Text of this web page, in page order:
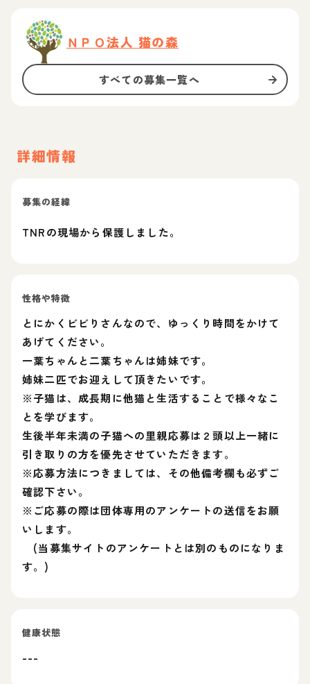
ＮＰＯ法人 猫の森
すべての募集一覧へ
詳細情報
募集の経緯
TNRの現場から保護しました。
性格や特徴
とにかくビビりさんなので、ゆっくり時間をかけて
あげてください。
一葉ちゃんと二葉ちゃんは姉妹です。
姉妹二匹でお迎えして頂きたいです。
※子猫は、成長期に他猫と生活することで様々なこ
とを学びます。
生後半年未満の子猫への里親応募は２頭以上一緒に
引き取りの方を優先させていただきます。
※応募方法につきましては、その他備考欄も必ずご
確認下さい。
※ご応募の際は団体専用のアンケートの送信をお願
いします。
(当募集サイトのアンケートとは別のものになりま
す。)
健康状態
---